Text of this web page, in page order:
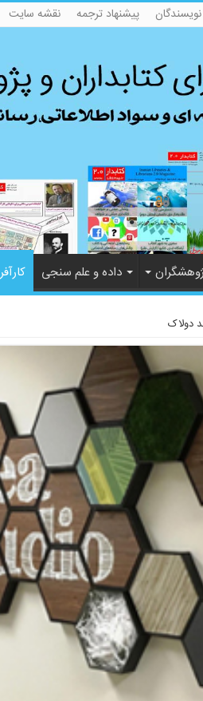
پیشنهاد ترجمه نقشه سایت
داده و علم سنجی
دولاک